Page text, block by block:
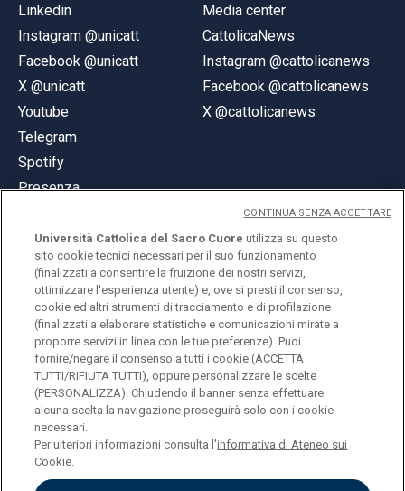
Linkedin
Instagram @unicatt
Facebook @unicatt
X @unicatt
Youtube
Telegram
Spotify
Presenza
Media center
CattolicaNews
Instagram @cattolicanews
Facebook @cattolicanews
X @cattolicanews
© Università Cattolica del Sacro Cuore
Largo A. Gemelli 1, 20123 Milano
PI 02133120150
ENGLISH
Università Cattolica del Sacro Cuore utilizza su questo
sito cookie tecnici necessari per il suo funzionamento
(finalizzati a consentire la fruizione dei nostri servizi,
ottimizzare l'esperienza utente) e, ove si presti il consenso,
cookie ed altri strumenti di tracciamento e di profilazione
(finalizzati a elaborare statistiche e comunicazioni mirate a
proporre servizi in linea con le tue preferenze). Puoi
fornire/negare il consenso a tutti i cookie (ACCETTA
TUTTI/RIFIUTA TUTTI), oppure personalizzare le scelte
(PERSONALIZZA). Chiudendo il banner senza effettuare
alcuna scelta la navigazione proseguirà solo con i cookie
necessari.
Per ulteriori informazioni consulta l'informativa di Ateneo sui
Cookie.
CONTINUA SENZA ACCETTARE